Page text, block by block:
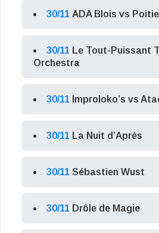
30/11 ADA Blois vs
30/11 Le Tout-Puissant
Orchestra
30/11 Improloko’s vs
30/11 La Nuit d’Après
30/11 Sébastien Wust
30/11 Drôle de Magie